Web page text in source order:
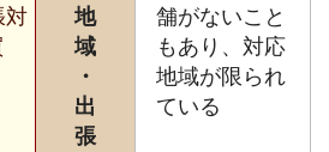
対
地
域
・
出
張
舗がないこと
もあり、対応
地域が限られ
ている